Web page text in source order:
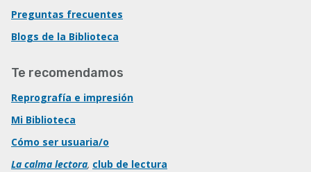
Preguntas frecuentes
Blogs de la Biblioteca
Te recomendamos
Reprografía e impresión
Mi Biblioteca
Cómo ser usuaria/o
La calma lectora, club de lectura